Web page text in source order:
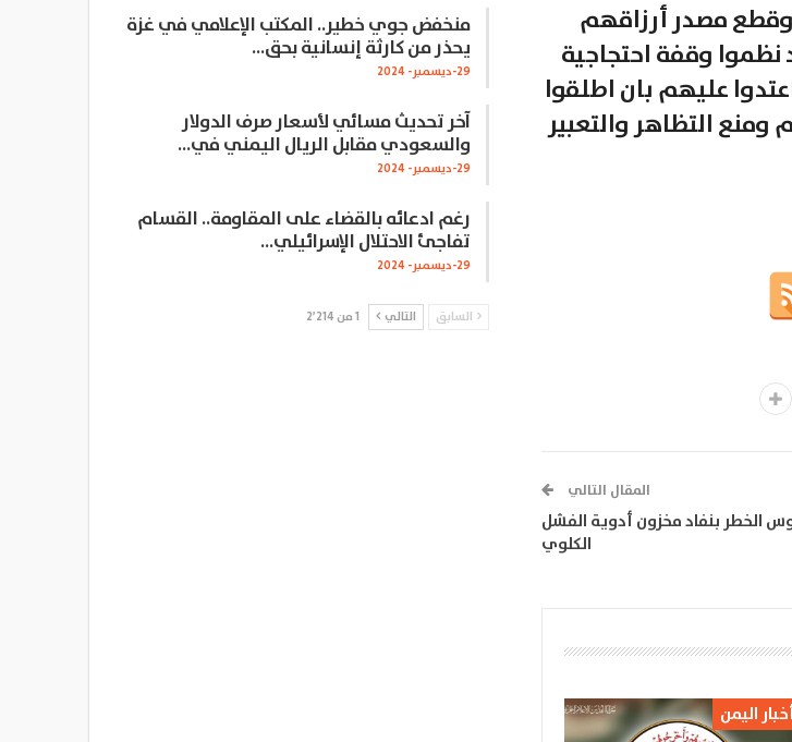
مصدر أرزاقهم
نظموا وقفة احتجاجية
عليهم بان اطلقوا
التظاهر والتعبير
المقال التالي
الخطر بنفاد مخزون أدوية الفشل
الكلوي
اليمن
منخفض جوي خطير.. المكتب الإعلامي في غزة
يحذر من كارثة إنسانية بحق…
29-ديسمبر- 2024
آخر تحديث مسائي لأسعار صرف الدولار
والسعودي مقابل الريال اليمني في…
29-ديسمبر- 2024
رغم ادعائه بالقضاء على المقاومة.. القسام
تفاجئ الاحتلال الإسرائيلي…
29-ديسمبر- 2024
السابق التالي 1 من 2٬214